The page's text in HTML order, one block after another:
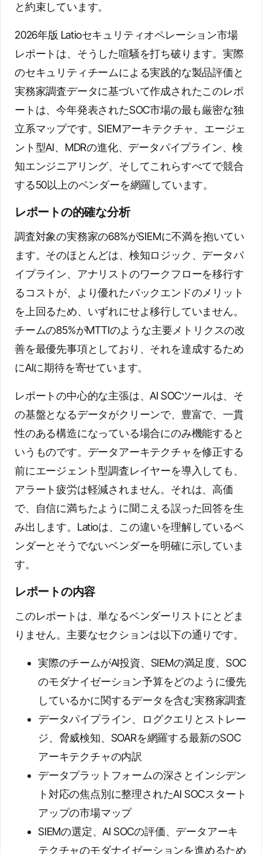
と約束しています。
2026年版 Latioセキュリティオペレーション市場
レポートは、そうした喧騒を打ち破ります。実際
のセキュリティチームによる実践的な製品評価と
実務家調査データに基づいて作成されたこのレポ
ートは、今年発表されたSOC市場の最も厳密な独
立系マップです。SIEMアーキテクチャ、エージェ
ント型AI、MDRの進化、データパイプライン、検
知エンジニアリング、そしてこれらすべてで競合
する50以上のベンダーを網羅しています。
レポートの的確な分析
調査対象の実務家の68%がSIEMに不満を抱いてい
ます。そのほとんどは、検知ロジック、データパ
イプライン、アナリストのワークフローを移行す
るコストが、より優れたバックエンドのメリット
を上回るため、いずれにせよ移行していません。
チームの85%がMTTIのような主要メトリクスの改
善を最優先事項としており、それを達成するため
にAIに期待を寄せています。
レポートの中心的な主張は、AI SOCツールは、そ
の基盤となるデータがクリーンで、豊富で、一貫
性のある構造になっている場合にのみ機能すると
いうものです。データアーキテクチャを修正する
前にエージェント型調査レイヤーを導入しても、
アラート疲労は軽減されません。それは、高価
で、自信に満ちたように聞こえる誤った回答を生
み出します。Latioは、この違いを理解しているベ
ンダーとそうでないベンダーを明確に示していま
す。
レポートの内容
このレポートは、単なるベンダーリストにとどま
りません。主要なセクションは以下の通りです。
実際のチームがAI投資、SIEMの満足度、SOC
のモダナイゼーション予算をどのように優先
しているかに関するデータを含む実務家調査
データパイプライン、ログクエリとストレー
ジ、脅威検知、SOARを網羅する最新のSOC
アーキテクチャの内訳
データプラットフォームの深さとインシデン
ト対応の焦点別に整理されたAI SOCスタート
アップの市場マップ
SIEMの選定、AI SOCの評価、データアーキ
テクチャのモダナイゼーションを進めるため